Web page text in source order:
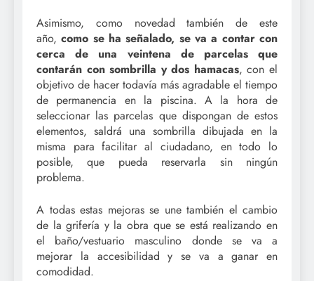
Asimismo, como novedad también de este
año,como se ha señalado, se va a contar con
cerca de una veintena de parcelas que
contarán con sombrilla y dos hamacas, con el
objetivo de hacer todavía más agradable el tiempo
de permanencia en la piscina. A la hora de
seleccionar las parcelas que dispongan de estos
elementos, saldrá una sombrilla dibujada en la
misma para facilitar al ciudadano, en todo lo
posible, que pueda reservarla sin ningún
problema.
A todas estas mejoras se une también el cambio
de la grifería y la obra que se está realizando en
el baño/vestuario masculino donde se va a
mejorar la accesibilidad y se va a ganar en
comodidad.